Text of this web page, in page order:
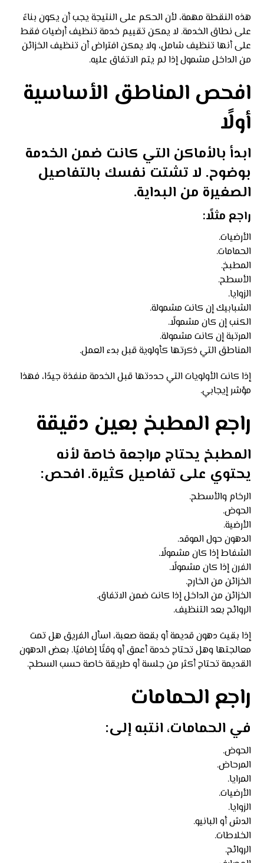
هذه النقطة مهمة، لأن الحكم على النتيجة يجب أن يكون بناءً
على نطاق الخدمة. لا يمكن تقييم خدمة تنظيف أرضيات فقط
على أنها تنظيف شامل، ولا يمكن افتراض أن تنظيف الخزائن
من الداخل مشمول إذا لم يتم الاتفاق عليه.
افحص المناطق الأساسية
أولًا
ابدأ بالأماكن التي كانت ضمن الخدمة
بوضوح. لا تشتت نفسك بالتفاصيل
الصغيرة من البداية.
راجع مثلًا:
الأرضيات.
الحمامات.
المطبخ.
الأسطح.
الزوايا.
الشبابيك إن كانت مشمولة.
الكنب إن كان مشمولًا.
المرتبة إن كانت مشمولة.
المناطق التي ذكرتها كأولوية قبل بدء العمل.
إذا كانت الأولويات التي حددتها قبل الخدمة منفذة جيدًا، فهذا
مؤشر إيجابي.
راجع المطبخ بعين دقيقة
المطبخ يحتاج مراجعة خاصة لأنه
يحتوي على تفاصيل كثيرة. افحص:
الرخام والأسطح.
الحوض.
الأرضية.
الدهون حول الموقد.
الشفاط إذا كان مشمولًا.
الفرن إذا كان مشمولًا.
الخزائن من الخارج.
الخزائن من الداخل إذا كانت ضمن الاتفاق.
الروائح بعد التنظيف.
إذا بقيت دهون قديمة أو بقعة صعبة، اسأل الفريق هل تمت
معالجتها وهل تحتاج خدمة أعمق أو وقتًا إضافيًا. بعض الدهون
القديمة تحتاج أكثر من جلسة أو طريقة خاصة حسب السطح.
راجع الحمامات
في الحمامات، انتبه إلى:
الحوض.
المرحاض.
المرايا.
الأرضيات.
الزوايا.
الدش أو البانيو.
الخلاطات.
الروائح.